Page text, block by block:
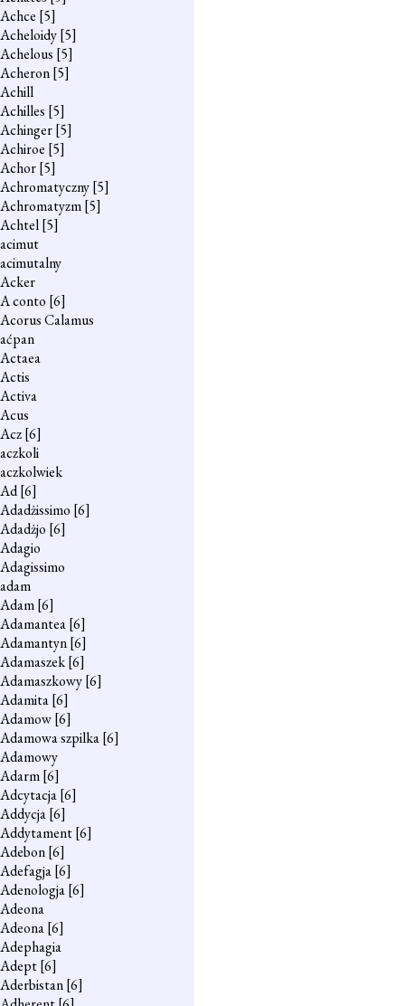
Achce [5]
Acheloidy[5]
Achelous [5]
Acheron[5]
Achill
Achilles [5]
Achinger[5]
Achiroe [5]
Achor[5]
Achromatyczny[5]
Achromatyzm[5]
Achtel[5]
acimut
acimutalny
Acker
A conto [6]
Acorus Calamus
aćpan
Actaea
Actis
Activa
Acus
Acz[6]
aczkoli
aczkolwiek
Ad[6]
Adadżissimo [6]
Adadżjo [6]
Adagio
Adagissimo
adam
Adam[6]
Adamantea[6]
Adamantyn[6]
Adamaszek[6]
Adamaszkowy[6]
Adamita[6]
Adamow[6]
Adamowa szpilka[6]
Adamowy
Adarm[6]
Adcytacja[6]
Addycja[6]
Addytament[6]
Adebon[6]
Adefagja[6]
Adenologja[6]
Adeona
Adeona[6]
Adephagia
Adept[6]
Aderbistan[6]